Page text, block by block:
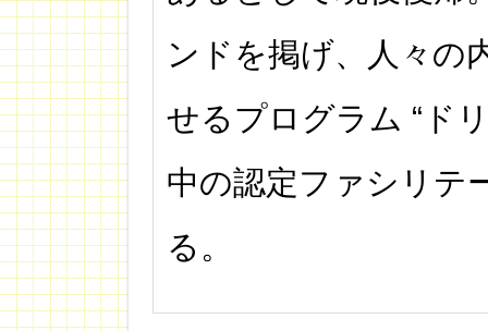
ンドを掲げ、人々の
せるプログラム “ド
中の認定ファシリテ
る。